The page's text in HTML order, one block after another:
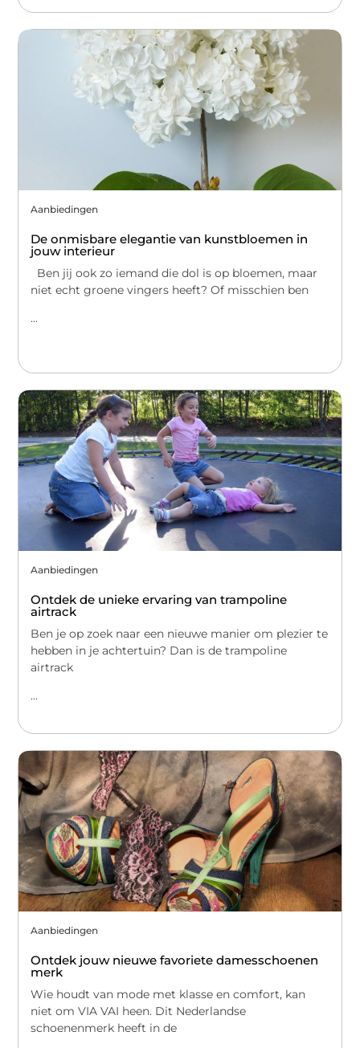
Aanbiedingen
De onmisbare elegantie van kunstbloemen in
jouw interieur
Ben jij ook zo iemand die dol is op bloemen, maar
niet echt groene vingers heeft? Of misschien ben
...
Aanbiedingen
Ontdek de unieke ervaring van trampoline
airtrack
Ben je op zoek naar een nieuwe manier om plezier te
hebben in je achtertuin? Dan is de trampoline
airtrack
...
Aanbiedingen
Ontdek jouw nieuwe favoriete damesschoenen
merk
Wie houdt van mode met klasse en comfort, kan
niet om VIA VAI heen. Dit Nederlandse
schoenenmerk heeft in de